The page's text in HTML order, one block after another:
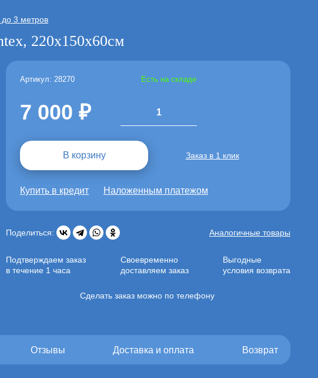
3 метров
220х150х60см
Артикул: 28270 Есть на складе
7 000 1
В корзину Заказ в 1 клик
Купить в кредит Наложенным платежом
Поделиться: Аналогичные товары
Подтверждаем заказ
в течение 1 часа
Своевременно
доставляем заказ
Выгодные
условия возврата
Сделать заказ можно по телефону
Отзывы Доставка и оплата Возврат